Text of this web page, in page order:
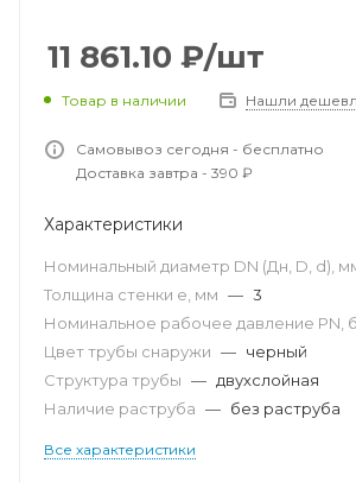
11 861.10 ₽/шт
Товар в наличии Нашли
Самовывоз сегодня - бесплатно
Доставка завтра - 390 ₽
Характеристики
Номинальный диаметр DN (Дн, D, d),
Толщина стенки e, мм — 3
Номинальное рабочее давление PN,
Цвет трубы снаружи — черный
Структура трубы — двухслойная
Наличие раструба — без раструба
Все характеристики